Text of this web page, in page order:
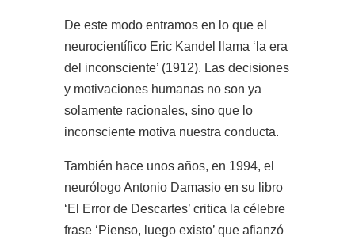
De este modo entramos en lo que el
neurocientífico Eric Kandel llama ‘la era
del inconsciente’ (1912). Las decisiones
y motivaciones humanas no son ya
solamente racionales, sino que lo
inconsciente motiva nuestra conducta.
También hace unos años, en 1994, el
neurólogo Antonio Damasio en su libro
‘El Error de Descartes’ critica la célebre
frase ‘Pienso, luego existo’ que afianzó